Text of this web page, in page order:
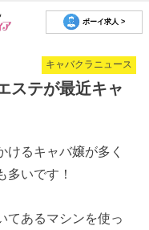
ボーイ求人 >
キャバクラニュース
ステが最近キャ
けるキャバ嬢が多く
多いです！
てあるマシンを使っ